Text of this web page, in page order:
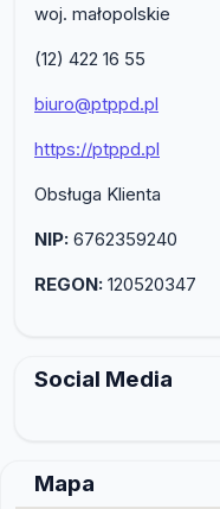
woj. małopolskie
(12) 422 16 55
biuro@ptppd.pl
https://ptppd.pl
Obsługa Klienta
NIP: 6762359240
REGON: 120520347
Social Media
Mapa